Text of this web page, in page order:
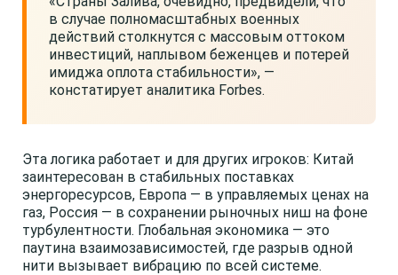
в случае полномасштабных военных
действий столкнутся с массовым оттоком
инвестиций, наплывом беженцев и потерей
имиджа оплота стабильности», —
констатирует аналитика Forbes.
Эта логика работает и для других игроков: Китай
заинтересован в стабильных поставках
энергоресурсов, Европа — в управляемых ценах на
газ, Россия — в сохранении рыночных ниш на фоне
турбулентности. Глобальная экономика — это
паутина взаимозависимостей, где разрыв одной
нити вызывает вибрацию по всей системе.